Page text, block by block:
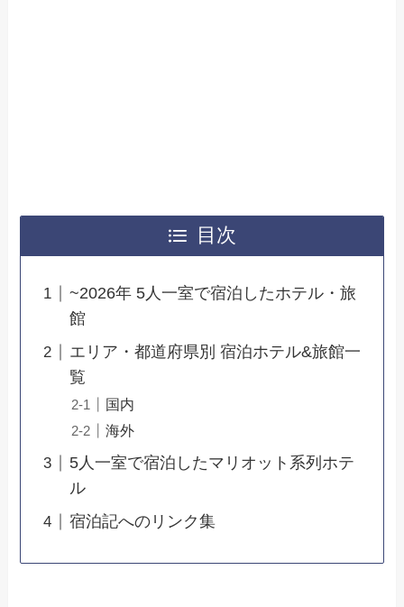
目次
~2026年 5人一室で宿泊したホテル・旅
館
エリア・都道府県別 宿泊ホテル&旅館一
覧
国内
海外
5人一室で宿泊したマリオット系列ホテ
ル
宿泊記へのリンク集